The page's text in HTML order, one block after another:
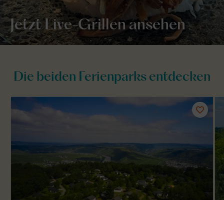
Jetzt Live-Grillen ansehen